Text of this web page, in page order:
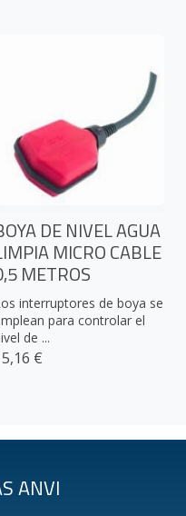
DE NIVEL AGUA
MICRO CABLE
METROS
interruptores de boya se
para controlar el
de ...
€
ANVI